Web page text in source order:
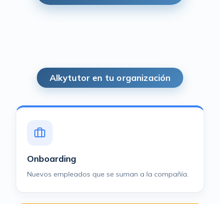
Alkytutor en tu organización
Onboarding
Nuevos empleados que se suman a la compañía.